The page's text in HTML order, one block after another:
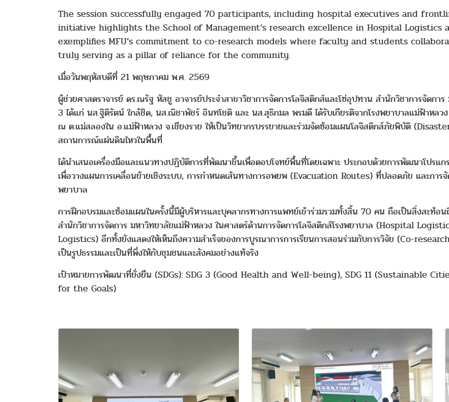
The session successfully engaged 70 participants, including hospital executives and
initiative highlights the School of Management’s research excellence in Hospital Logistics
exemplifies MFU’s commitment to co-research models where faculty and students
truly serving as a pillar of reliance for the community.
เมื่อวันพฤหัสบดีที่ 21 พฤษภาคม พ.ศ. 2569
ผู้ช่วยศาสตราจารย์ ดร.ณรัฐ หัสชู อาจารย์ประจำสาขาวิชาการจัดการโลจิสติกส์และโซ่อุปทาน สำนักวิชาการจัด
3 ได้แก่ นส.ฐิติรัตน์ ใกล้ชิด, นส.ณิชาพัชร์ อินทโชติ และ นส.สุธิกมล พรมดี ได้รับเกียรติจากโรงพยาบาลแม่ฟ้าหลว
ณ ต.แม่สลองใน อ.แม่ฟ้าหลวง จ.เชียงราย ให้เป็นวิทยากรบรรยายและร่วมจัดซ้อมแผนโลจิสติกส์ภัยพิบัติ
สถานการณ์แผ่นดินไหวในพื้นที่
ได้นำเสนอเครื่องมือและแนวทางปฏิบัติการที่พัฒนาขึ้นเพื่อตอบโจทย์พื้นที่โดยเฉพาะ ประกอบด้วยการพัฒนาโป
เพื่อวางแผนการเคลื่อนย้ายเชิงระบบ, การกำหนดเส้นทางการอพยพ (Evacuation Routes) ที่ปลอดภัย และการ
พยาบาล
การฝึกอบรมและซ้อมแผนในครั้งนี้มีผู้บริหารและบุคลากรทางการแพทย์เข้าร่วมรวมทั้งสิ้น 70 คน ถือเป็นสิ่งสะท้อ
สำนักวิชาการจัดการ มหาวิทยาลัยแม่ฟ้าหลวง ในศาสตร์ด้านการจัดการโลจิสติกส์โรงพยาบาล (Hospital
Logistics) อีกทั้งยังแสดงให้เห็นถึงความสำเร็จของการบูรณาการการเรียนการสอนร่วมกับการวิจัย (Co-
เป็นรูปธรรมและเป็นที่พึ่งให้กับชุมชนและสังคมอย่างแท้จริง
เป้าหมายการพัฒนาที่ยั่งยืน (SDGs): SDG 3 (Good Health and Well-being), SDG 11 (Sustainable
for the Goals)